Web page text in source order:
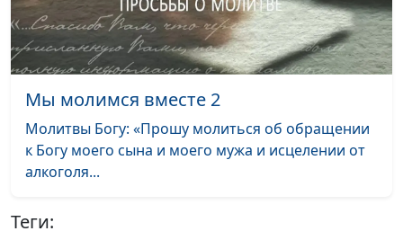
Мы молимся вместе 2
Молитвы Богу: «Прошу молиться об обращении
к Богу моего сына и моего мужа и исцелении от
алкоголя...
Теги: